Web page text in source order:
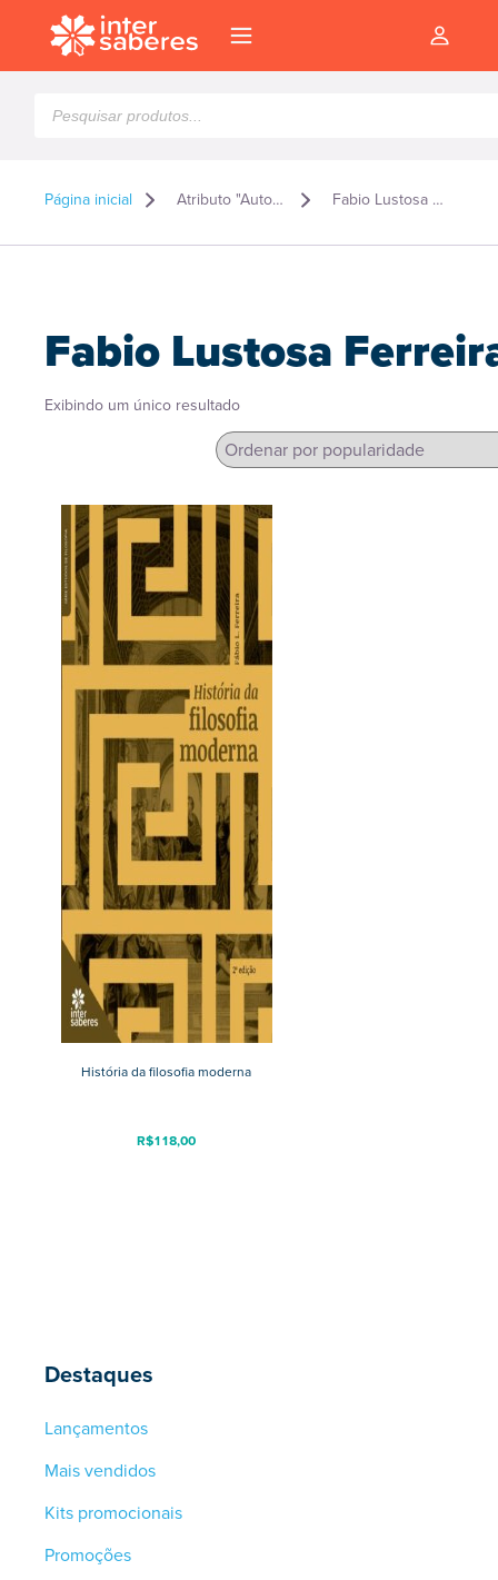
produtos
Página inicial Atributo "Autor" de produto Fabio Lustosa Ferreira
Destaques
Lançamentos
Mais vendidos
Kits promocionais
Promoções
Fabio Lustosa
Exibindo um único resultado
História da filosofia moderna
R$118,00